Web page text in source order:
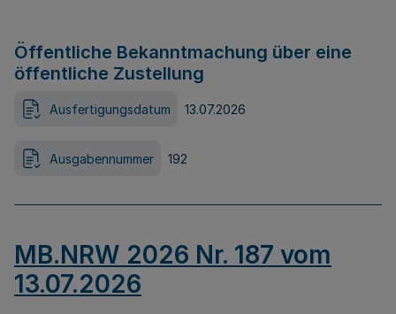
Öffentliche Bekanntmachung über eine
öffentliche Zustellung
Ausfertigungsdatum 13.07.2026
Ausgabennummer 192
MB.NRW 2026 Nr. 187 vom
13.07.2026